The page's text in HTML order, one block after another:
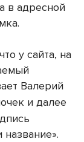
в адресной
у сайта, на
Валерий
и далее
название».